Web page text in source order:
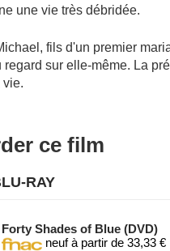
une vie très débridée.
fils d'un premier
regard sur elle-même. La
vie.
ce film
RAY
Forty Shades of Blue (DVD)
neuf à partir de 33,33 €